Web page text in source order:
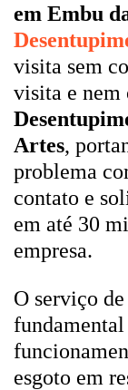
em Embu
visita sem
visita e nem
Artes,
problema
contato e
em até 30
empresa.
O serviço de
esgoto em